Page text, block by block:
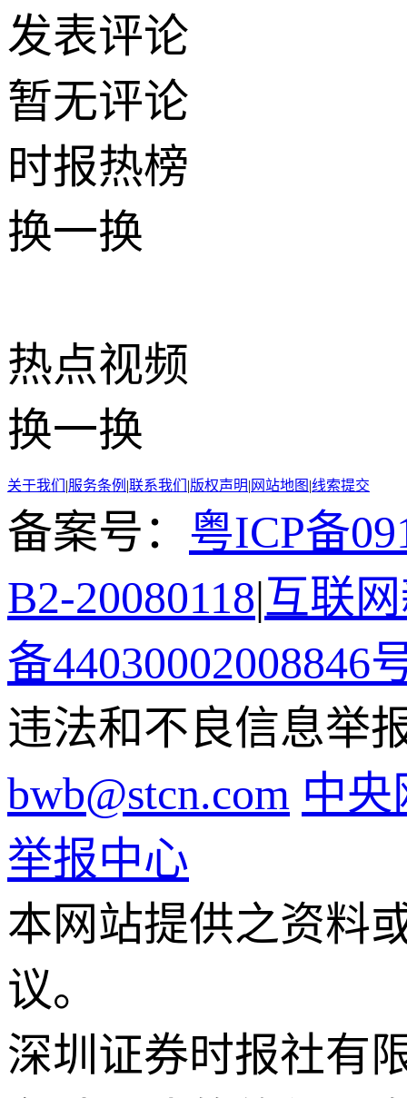
发表评论
暂无评论
时报热榜
换一换
热点视频
换一换
关于我们 |服务条例 |联系我们 |版权声明| 网站地图 |线索提交
备案号： 粤ICP备
B2-20080118|互联
备44030002008846
违法和不良信息举
bwb@stcn.com 中
举报中心
本网站提供之资料
议。
深圳证券时报社有